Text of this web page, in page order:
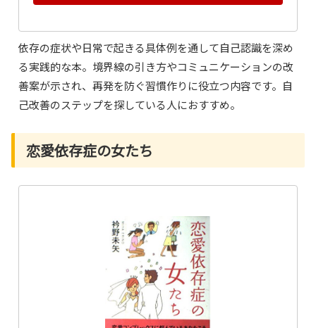
依存の症状や日常で起きる具体例を通して自己認識を深め
る実践的な本。境界線の引き方やコミュニケーションの改
善案が示され、再発を防ぐ習慣作りに役立つ内容です。自
己改善のステップを探している人におすすめ。
恋愛依存症の女たち